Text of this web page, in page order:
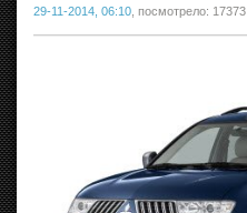
29-11-2014, 06:10 , посмотрело: 17373